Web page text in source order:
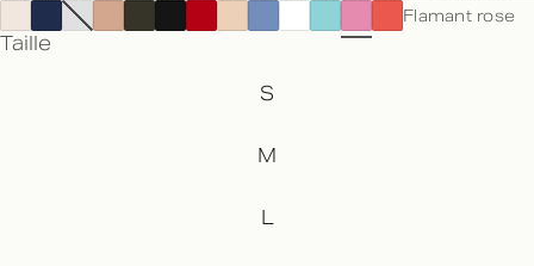
Flamant rose
Taille
S
M
L